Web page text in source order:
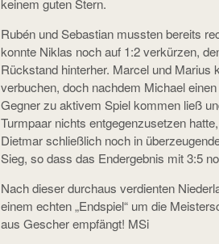
Rubén und Sebastian mussten bereits
konnte Niklas noch auf 1:2 verkürzen,
Rückstand hinterher. Marcel und Marius
verbuchen, doch nachdem Michael
Gegner zu aktivem Spiel kommen ließ
Turmpaar nichts entgegenzusetzen
Dietmar schließlich noch in
Sieg, so dass das Endergebnis mit 3:5
Nach dieser durchaus verdienten
einem echten „Endspiel“ um die
aus Gescher empfängt! MSi